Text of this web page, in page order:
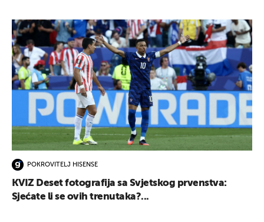
POKROVITELJ HISENSE
KVIZ Deset fotografija sa Svjetskog prvenstva:
Sjećate li se ovih trenutaka?...